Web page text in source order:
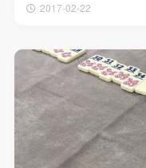
2017-02-22